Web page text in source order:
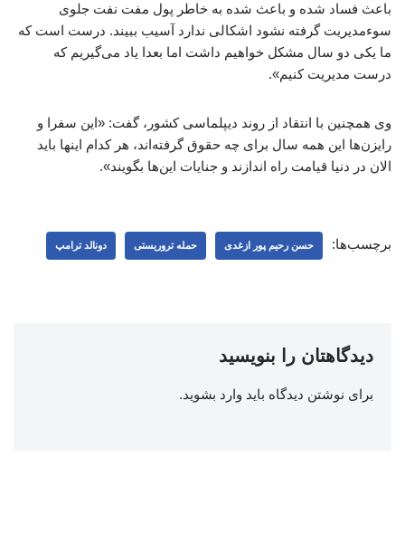
باعث فساد شده و باعث شده به خاطر پول مفت نفت جلوی
سوءمدیریت گرفته نشود اشکالی ندارد آسیب ببیند. درست است که
ما یکی دو سال مشکل خواهیم داشت اما بعدا یاد می‌گیریم که
درست مدیریت کنیم».
وی همچنین با انتقاد از روند دیپلماسی کشور، گفت: «این سفرا و
رایزن‌ها این همه سال برای چه حقوق گرفته‌اند، هر کدام اینها باید
الان در دنیا قیامت راه اندازند و جنایات این‌ها بگویند».
برچسب‌ها: حسن رحیم پور ازغدی حمله تروریستی دونالد ترامپ
دیدگاهتان را بنویسید
برای نوشتن دیدگاه باید وارد بشوید.